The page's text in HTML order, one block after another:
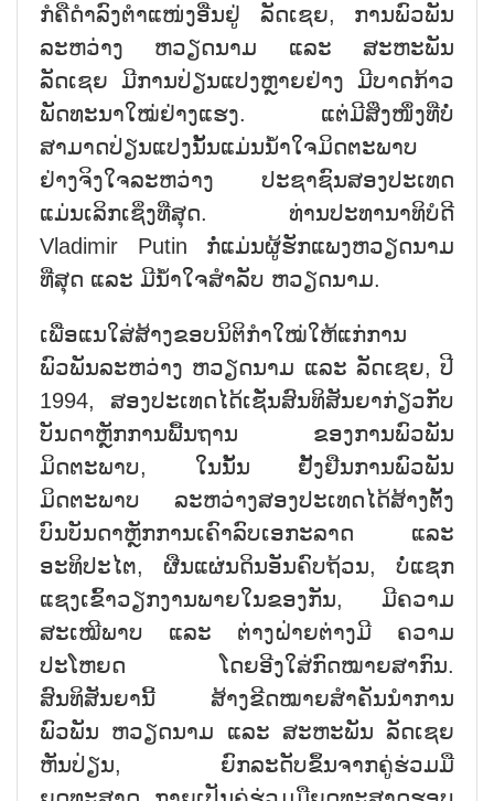
ກໍຄືດຳລົງຕຳແໜ່ງອື່ນຢູ່ ລັດເຊຍ, ການພົວພັນ
ລະຫວ່າງ ຫວຽດນາມ ແລະ ສະຫະພັນ
ລັດເຊຍ ມີການປ່ຽນແປງຫຼາຍຢ່າງ ມີບາດກ້າວ
ພັດທະນາໃໝ່ຢ່າງແຮງ. ແຕ່ມີສິ່ງໜຶ່ງທີ່ບໍ່
ສາມາດປ່ຽນແປງນັ້ນແມ່ນນ້ຳໃຈມິດຕະພາບ
ຢ່າງຈິງໃຈລະຫວ່າງ ປະຊາຊົນສອງປະເທດ
ແມ່ນເລິກເຊິ່ງທີ່ສຸດ. ທ່ານປະທານາທິບໍດີ
Vladimir Putin ກໍ່ແມ່ນຜູ້ຮັກແພງຫວຽດນາມ
ທີ່ສຸດ ແລະ ມີນ້ຳໃຈສຳລັບ ຫວຽດນາມ.
ເພື່ອແນໃສ່ສ້າງຂອບນິຕິກຳໃໝ່ໃຫ້ແກ່ການ
ພົວພັນລະຫວ່າງ ຫວຽດນາມ ແລະ ລັດເຊຍ, ປີ
1994, ສອງປະເທດໄດ້ເຊັ່ນສົນທິສັນຍາກ່ຽວກັບ
ບັນດາຫຼັກການພື້ນຖານ ຂອງການພົວພັນ
ມິດຕະພາບ, ໃນນັ້ນ ຢັ້ງຢືນການພົວພັນ
ມິດຕະພາບ ລະຫວ່າງສອງປະເທດໄດ້ສ້າງຕັ້ງ
ບົນບັນດາຫຼັກການເຄົາລົບເອກະລາດ ແລະ
ອະທິປະໄຕ, ຜືນແຜ່ນດິນອັນຄົບຖ້ວນ, ບໍ່ແຊກ
ແຊງເຂົ້າວຽກງານພາຍໃນຂອງກັນ, ມີຄວາມ
ສະເໝີພາບ ແລະ ຕ່າງຝ່າຍຕ່າງມີ ຄວາມ
ປະໂຫຍດ ໂດຍອີງໃສ່ກົດໝາຍສາກົນ.
ສົນທິສັນຍານີ້ ສ້າງຂີດໝາຍສຳຄັນນຳການ
ພົວພັນ ຫວຽດນາມ ແລະ ສະຫະພັນ ລັດເຊຍ
ຫັນປ່ຽນ, ຍົກລະດັບຂຶ້ນຈາກຄູ່ຮ່ວມມື